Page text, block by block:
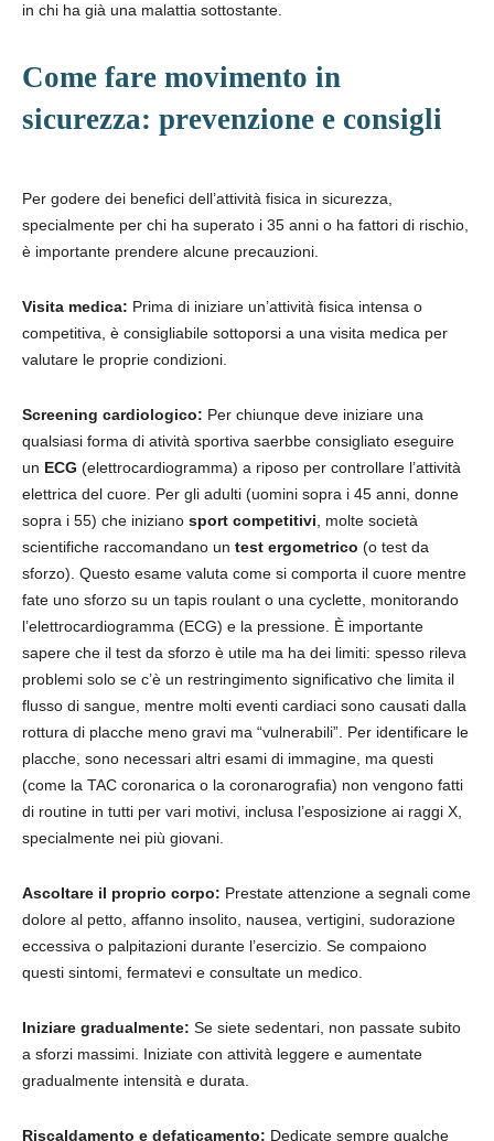
in chi ha già una malattia sottostante.
Come fare movimento in
sicurezza: prevenzione e consigli
Per godere dei benefici dell’attività fisica in sicurezza,
specialmente per chi ha superato i 35 anni o ha fattori di rischio,
è importante prendere alcune precauzioni.
Visita medica: Prima di iniziare un’attività fisica intensa o
competitiva, è consigliabile sottoporsi a una visita medica per
valutare le proprie condizioni.
Screening cardiologico: Per chiunque deve iniziare una
qualsiasi forma di atività sportiva saerbbe consigliato eseguire
un ECG (elettrocardiogramma) a riposo per controllare l’attività
elettrica del cuore. Per gli adulti (uomini sopra i 45 anni, donne
sopra i 55) che iniziano sport competitivi , molte società
scientifiche raccomandano un test ergometrico (o test da
sforzo). Questo esame valuta come si comporta il cuore mentre
fate uno sforzo su un tapis roulant o una cyclette, monitorando
l’elettrocardiogramma (ECG) e la pressione. È importante
sapere che il test da sforzo è utile ma ha dei limiti: spesso rileva
problemi solo se c’è un restringimento significativo che limita il
flusso di sangue, mentre molti eventi cardiaci sono causati dalla
rottura di placche meno gravi ma “vulnerabili”. Per identificare le
placche, sono necessari altri esami di immagine, ma questi
(come la TAC coronarica o la coronarografia) non vengono fatti
di routine in tutti per vari motivi, inclusa l’esposizione ai raggi X,
specialmente nei più giovani.
Ascoltare il proprio corpo: Prestate attenzione a segnali come
dolore al petto, affanno insolito, nausea, vertigini, sudorazione
eccessiva o palpitazioni durante l’esercizio. Se compaiono
questi sintomi, fermatevi e consultate un medico.
Iniziare gradualmente: Se siete sedentari, non passate subito
a sforzi massimi. Iniziate con attività leggere e aumentate
gradualmente intensità e durata.
Riscaldamento e defaticamento: Dedicate sempre qualche